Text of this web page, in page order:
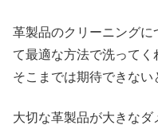
革製品のクリーニング
て最適な方法で洗って
そこまでは期待できない
大切な革製品が大きな